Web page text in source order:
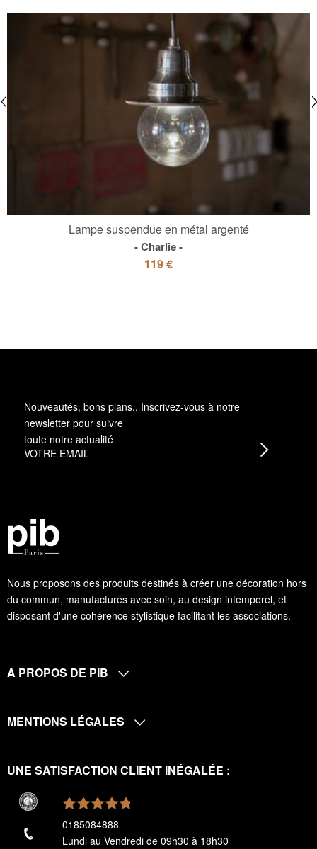
Lampe suspendue en métal argenté
Charlie
119 €
Nous proposons des produits destinés à créer une décoration hors
du commun, manufacturés avec soin, au design intemporel, et
disposant d'une cohérence stylistique facilitant les associations.
Nouveautés, bons plans.. Inscrivez-vous à notre
newsletter pour suivre
toute notre actualité
A PROPOS DE PIB
MENTIONS LÉGALES
UNE SATISFACTION CLIENT INÉGALÉE :
0185084888
Lundi au Vendredi de 09h30 à 18h30